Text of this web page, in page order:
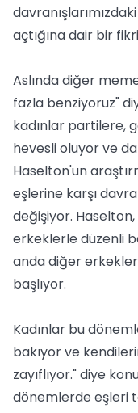
açtığına dair bir
Aslında diğer
fazla benziyoruz"
kadınlar partilere,
hevesli oluyor ve
Haselton'un
eşlerine karşı
değişiyor.
erkeklerle düzenli
anda diğer
başlıyor.
Kadınlar bu
bakıyor ve
zayıflıyor." diye
dönemlerde eşleri